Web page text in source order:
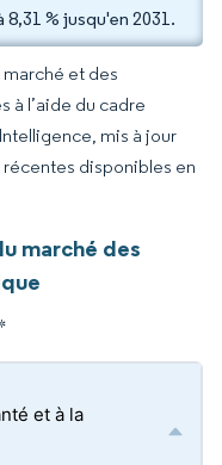
% jusqu'en 2031.
marché et des
à l’aide du cadre
mis à jour
récentes disponibles en
marché des
et à la